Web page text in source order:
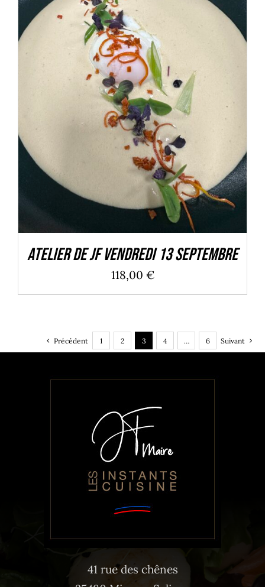
DÉTAILS
Atelier de JF Vendredi 13 septembre
118,00 €
Précédent 1 2 3 4 … 6 Suivant
41 rue des chênes